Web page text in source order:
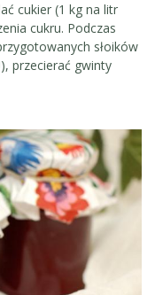
cukier (1 kg na litr
cukru. Podczas
słoików
) , przecierać gwinty